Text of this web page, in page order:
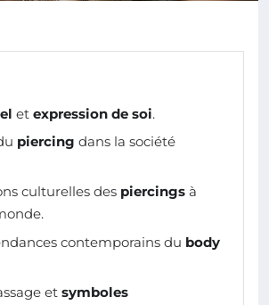
et expression de soi.
piercing dans la société
culturelles des piercings à
contemporains du body
et symboles